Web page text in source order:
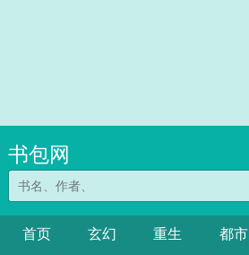
书包网
首页 玄幻 重生 都市